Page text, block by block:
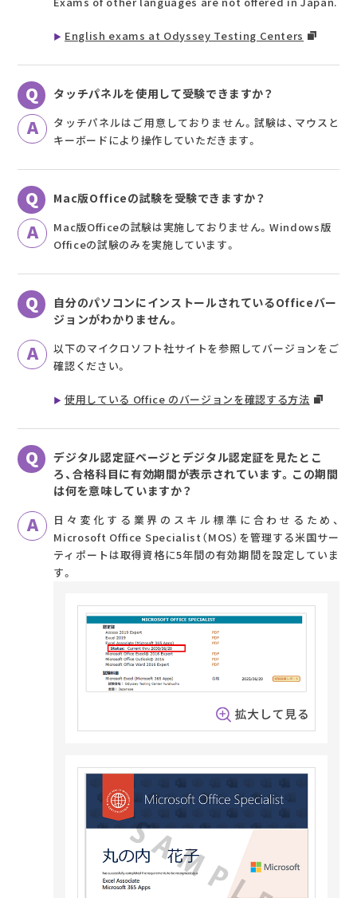
English exams at Odyssey Testing Centers
タッチパネルを使用して受験できますか？
タッチパネルはご用意しておりません。試験は、マウスと
キーボードにより操作していただきます。
Mac版Officeの試験を受験できますか？
Mac版Officeの試験は実施しておりません。Windows版
Officeの試験のみを実施しています。
自分のパソコンにインストールされているOfficeバー
ジョンがわかりません。
以下のマイクロソフト社サイトを参照してバージョンをご
確認ください。
使用している Office のバージョンを確認する方法
デジタル認定証ページとデジタル認定証を見たとこ
ろ、合格科目に有効期間が表示されています。この期間
は何を意味していますか？
日々変化する業界のスキル標準に合わせるため、
Microsoft Office Specialist（MOS）を管理する米国サー
ティポートは取得資格に5年間の有効期間を設定していま
す。